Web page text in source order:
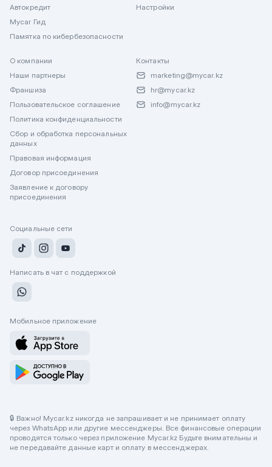
Автокредит
Mycar Гид
Памятка по кибербезопасности
Настройки
О компании
Наши партнеры
Франшиза
Пользовательское соглашение
Политика конфиденциальности
Сбор и обработка персональных
данных
Правовая информация
Договор присоединения
Заявление к договору
присоединения
Контакты
marketing@mycar.kz
hr@mycar.kz
info@mycar.kz
Социальные сети
Написать в чат с поддержкой
Мобильное приложение
🔒 Важно! Mycar.kz никогда не запрашивает и не принимает оплату
через WhatsApp или другие мессенджеры. Все финансовые операции
проводятся только через приложение Mycar.kz Будьте внимательны и
не передавайте данные карт и оплату в мессенджерах.